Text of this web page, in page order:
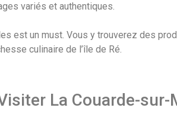
variés et authentiques.
est un must. Vous y trouverez des
culinaire de l’île de Ré.
La Couarde-sur-